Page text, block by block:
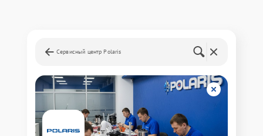
Сервисный центр Polaris